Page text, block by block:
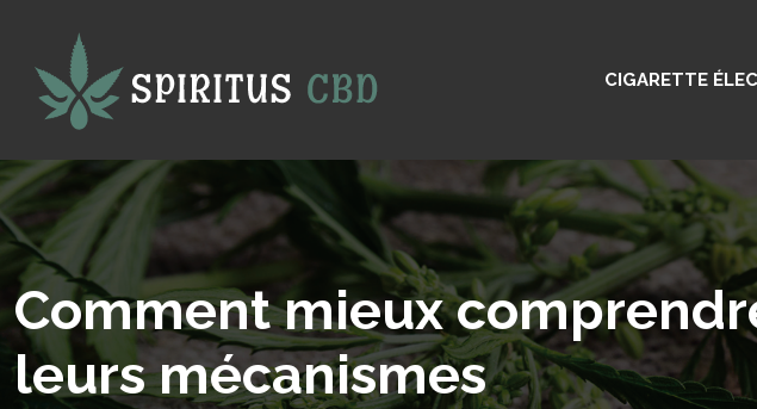
CIGARETTE
Comment mieux
leurs mécanismes